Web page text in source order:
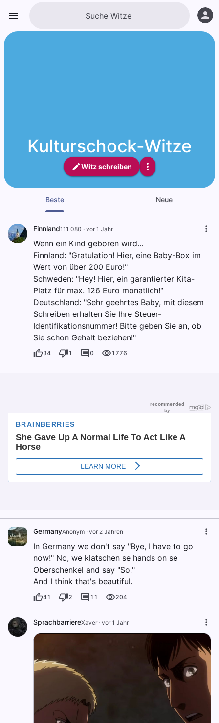
Kulturschock-Witze
Witz schreiben
Beste Neue
Finnland111 080 · vor 1 Jahr
Wenn ein Kind geboren wird...
Finnland: "Gratulation! Hier, eine Baby-Box im
Wert von über 200 Euro!"
Schweden: "Hey! Hier, ein garantierter Kita-
Platz für max. 126 Euro monatlich!"
Deutschland: "Sehr geehrtes Baby, mit diesem
Schreiben erhalten Sie Ihre Steuer-
Identifikationsnummer! Bitte geben Sie an, ob
Sie schon Gehalt beziehen!"
34 1 0 1776
GermanyAnonym · vor 2 Jahren
In Germany we don't say "Bye, I have to go
now!" No, we klatschen se hands on se
Oberschenkel and say "So!"
And I think that's beautiful.
41 2 11 204
SprachbarriereXaver · vor 1 Jahr